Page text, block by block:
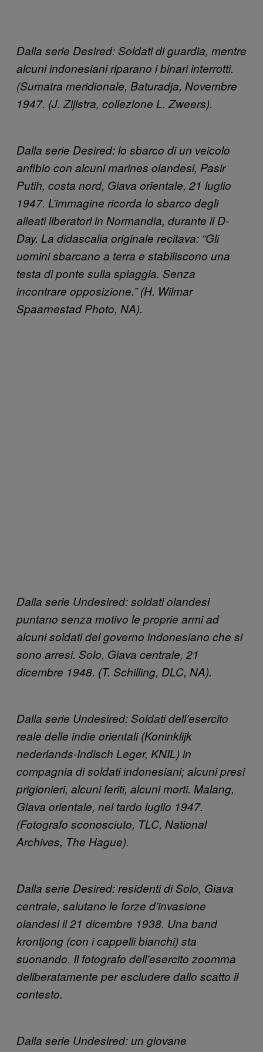
Dalla serie Desired: Soldati di guardia, mentre
alcuni indonesiani riparano i binari interrotti.
(Sumatra meridionale, Baturadja, Novembre
1947. (J. Zijlstra, collezione L. Zweers).
Dalla serie Desired: lo sbarco di un veicolo
anfibio con alcuni marines olandesi, Pasir
Putih, costa nord, Giava orientale, 21 luglio
1947. L’immagine ricorda lo sbarco degli
alleati liberatori in Normandia, durante il D-
Day. La didascalia originale recitava: “Gli
uomini sbarcano a terra e stabiliscono una
testa di ponte sulla spiaggia. Senza
incontrare opposizione.” (H. Wilmar
Spaarnestad Photo, NA).
Dalla serie Undesired: soldati olandesi
puntano senza motivo le proprie armi ad
alcuni soldati del governo indonesiano che si
sono arresi. Solo, Giava centrale, 21
dicembre 1948. (T. Schilling, DLC, NA).
Dalla serie Undesired: Soldati dell’esercito
reale delle indie orientali (Koninklijk
nederlands-Indisch Leger, KNIL) in
compagnia di soldati indonesiani; alcuni presi
prigionieri, alcuni feriti, alcuni morti. Malang,
Giava orientale, nel tardo luglio 1947.
(Fotografo sconosciuto, TLC, National
Archives, The Hague).
Dalla serie Desired: residenti di Solo, Giava
centrale, salutano le forze d’invasione
olandesi il 21 dicembre 1938. Una band
krontjong (con i cappelli bianchi) sta
suonando. Il fotografo dell’esercito zoomma
deliberatamente per escludere dallo scatto il
contesto.
Dalla serie Undesired: un giovane